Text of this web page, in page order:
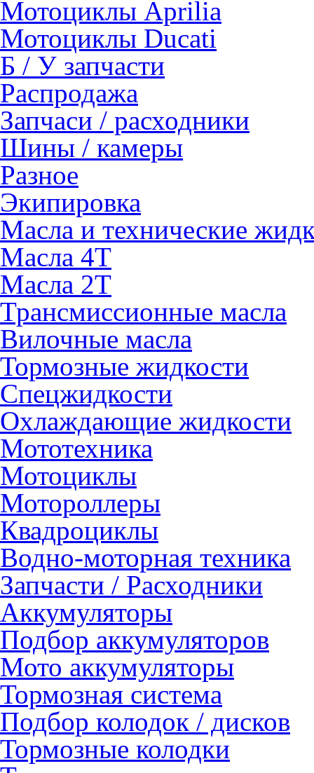
Мотоциклы Aprilia
Мотоциклы Ducati
Б / У запчасти
Распродажа
Запчаси / расходники
Шины / камеры
Разное
Экипировка
Масла и технические
Масла 4Т
Масла 2Т
Трансмиссионные масла
Вилочные масла
Тормозные жидкости
Спецжидкости
Охлаждающие жидкости
Мототехника
Мотоциклы
Мотороллеры
Квадроциклы
Водно-моторная техника
Запчасти / Расходники
Аккумуляторы
Подбор аккумуляторов
Мото аккумуляторы
Тормозная система
Подбор колодок / дисков
Тормозные колодки